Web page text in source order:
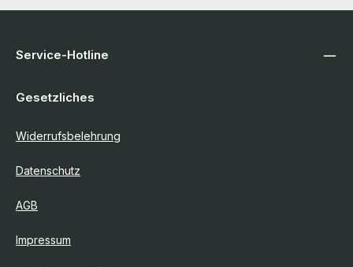
Service-Hotline
Gesetzliches
Widerrufsbelehrung
Datenschutz
AGB
Impressum